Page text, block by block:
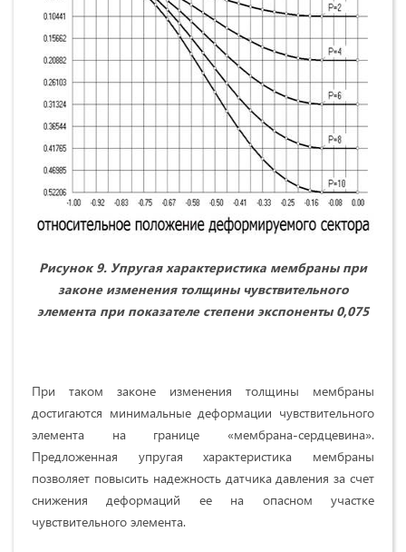
Рисунок 9. Упругая характеристика мембраны при
законе изменения толщины чувствительного
элемента при показателе степени экспоненты 0,075
При таком законе изменения толщины мембраны
достигаются минимальные деформации чувствительного
элемента на границе «мембрана-сердцевина».
Предложенная упругая характеристика мембраны
позволяет повысить надежность датчика давления за счет
снижения деформаций ее на опасном участке
чувствительного элемента.